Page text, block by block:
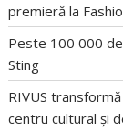
premieră la
Peste 100 000
Sting
RIVUS
centru cultural și